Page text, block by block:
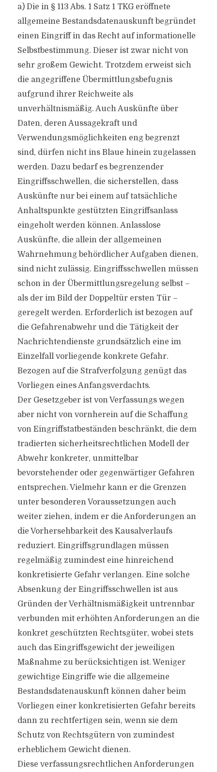
a) Die in § 113 Abs. 1 Satz 1 TKG eröffnete
allgemeine Bestandsdatenauskunft begründet
einen Eingriff in das Recht auf informationelle
Selbstbestimmung. Dieser ist zwar nicht von
sehr großem Gewicht. Trotzdem erweist sich
die angegriffene Übermittlungsbefugnis
aufgrund ihrer Reichweite als
unverhältnismäßig. Auch Auskünfte über
Daten, deren Aussagekraft und
Verwendungsmöglichkeiten eng begrenzt
sind, dürfen nicht ins Blaue hinein zugelassen
werden. Dazu bedarf es begrenzender
Eingriffsschwellen, die sicherstellen, dass
Auskünfte nur bei einem auf tatsächliche
Anhaltspunkte gestützten Eingriffsanlass
eingeholt werden können. Anlasslose
Auskünfte, die allein der allgemeinen
Wahrnehmung behördlicher Aufgaben dienen,
sind nicht zulässig. Eingriffsschwellen müssen
schon in der Übermittlungsregelung selbst –
als der im Bild der Doppeltür ersten Tür –
geregelt werden. Erforderlich ist bezogen auf
die Gefahrenabwehr und die Tätigkeit der
Nachrichtendienste grundsätzlich eine im
Einzelfall vorliegende konkrete Gefahr.
Bezogen auf die Strafverfolgung genügt das
Vorliegen eines Anfangsverdachts.
Der Gesetzgeber ist von Verfassungs wegen
aber nicht von vornherein auf die Schaffung
von Eingriffstatbeständen beschränkt, die dem
tradierten sicherheitsrechtlichen Modell der
Abwehr konkreter, unmittelbar
bevorstehender oder gegenwärtiger Gefahren
entsprechen. Vielmehr kann er die Grenzen
unter besonderen Voraussetzungen auch
weiter ziehen, indem er die Anforderungen an
die Vorhersehbarkeit des Kausalverlaufs
reduziert. Eingriffsgrundlagen müssen
regelmäßig zumindest eine hinreichend
konkretisierte Gefahr verlangen. Eine solche
Absenkung der Eingriffsschwellen ist aus
Gründen der Verhältnismäßigkeit untrennbar
verbunden mit erhöhten Anforderungen an die
konkret geschützten Rechtsgüter, wobei stets
auch das Eingriffsgewicht der jeweiligen
Maßnahme zu berücksichtigen ist. Weniger
gewichtige Eingriffe wie die allgemeine
Bestandsdatenauskunft können daher beim
Vorliegen einer konkretisierten Gefahr bereits
dann zu rechtfertigen sein, wenn sie dem
Schutz von Rechtsgütern von zumindest
erheblichem Gewicht dienen.
Diese verfassungsrechtlichen Anforderungen